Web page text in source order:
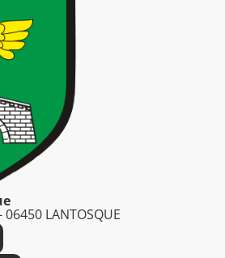
LANTOSQUE